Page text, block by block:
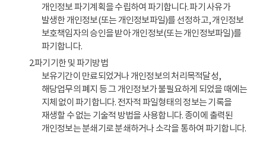
개인정보 파기계획을 수립하여 파기합니다. 파기 사유가
발생한 개인정보(또는 개인정보파일)를 선정하고, 개인정보
보호책임자의 승인을 받아 개인정보(또는 개인정보파일)를
파기합니다.
2.파기기한 및 파기방법
보유기간이 만료되었거나 개인정보의 처리목적달성,
해당업무의 폐지 등 그 개인정보가 불필요하게 되었을 때에는
지체 없이 파기합니다. 전자적 파일형태의 정보는 기록을
재생할 수 없는 기술적 방법을 사용합니다. 종이에 출력된
개인정보는 분쇄기로 분쇄하거나 소각을 통하여 파기합니다.